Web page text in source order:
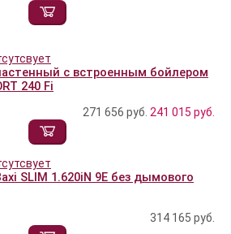
с встроенным бойлером
240 Fi
271 656 руб. 241 015 руб.
SLIM 1.620iN 9E без дымового
314 165 руб.